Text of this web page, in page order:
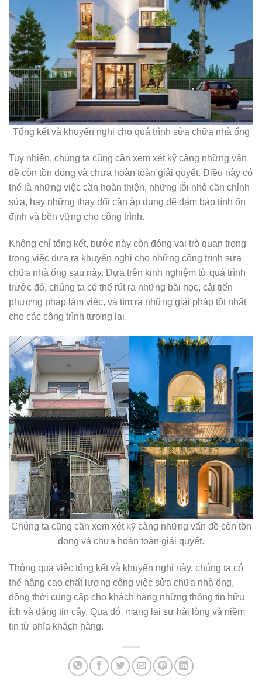
Tổng kết và khuyến nghị cho quá trình sửa chữa nhà ống
Tuy nhiên, chúng ta cũng cần xem xét kỹ càng những vấn
đề còn tồn đọng và chưa hoàn toàn giải quyết. Điều này có
thể là những việc cần hoàn thiện, những lỗi nhỏ cần chỉnh
sửa, hay những thay đổi cần áp dụng để đảm bảo tính ổn
định và bền vững cho công trình.
Không chỉ tổng kết, bước này còn đóng vai trò quan trọng
trong việc đưa ra khuyến nghị cho những công trình sửa
chữa nhà ống sau này. Dựa trên kinh nghiệm từ quá trình
trước đó, chúng ta có thể rút ra những bài học, cải tiến
phương pháp làm việc, và tìm ra những giải pháp tốt nhất
cho các công trình tương lai.
Chúng ta cũng cần xem xét kỹ càng những vấn đề còn tồn
đọng và chưa hoàn toàn giải quyết.
Thông qua việc tổng kết và khuyến nghị này, chúng ta có
thể nâng cao chất lượng công việc sửa chữa nhà ống,
đồng thời cung cấp cho khách hàng những thông tin hữu
ích và đáng tin cậy. Qua đó, mang lại sự hài lòng và niềm
tin từ phía khách hàng.